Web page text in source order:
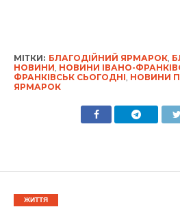
МІТКИ: БЛАГОДІЙНИЙ ЯРМАРОК,
НОВИНИ НОВИНИ ІВАНО-
ФРАНКІВСЬК СЬОГОДНІ НОВИНИ
ЯРМАРОК
ЖИТТЯ